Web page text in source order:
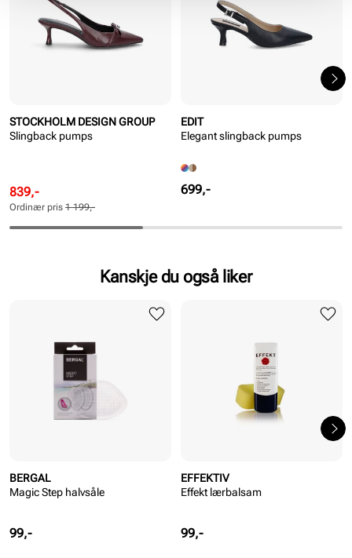
STOCKHOLM DESIGN GROUP
Slingback pumps
Rabattert
pris
Pris
839,-
Ordinær
pris
Pris
Ordinær pris 1 199,-
EDIT
Elegant slingback pumps
Pris
699,-
Kanskje du også liker
BERGAL
Magic Step halvsåle
Pris
99,-
EFFEKTIV
Effekt lærbalsam
Pris
99,-